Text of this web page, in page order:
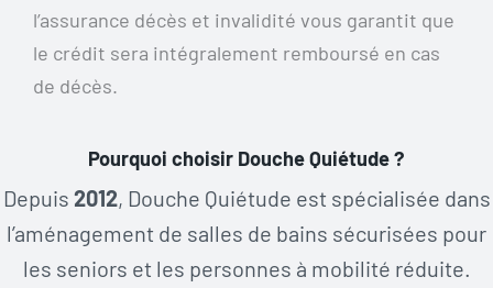
l’assurance décès et invalidité vous garantit que
le crédit sera intégralement remboursé en cas
de décès.
Pourquoi choisir Douche Quiétude ?
Depuis 2012, Douche Quiétude est spécialisée dans
l’aménagement de salles de bains sécurisées pour
les seniors et les personnes à mobilité réduite.